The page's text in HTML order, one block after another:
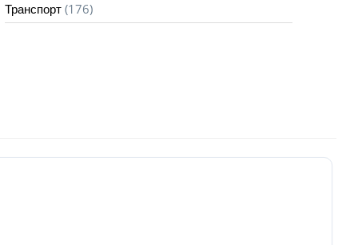
Транспорт (176)